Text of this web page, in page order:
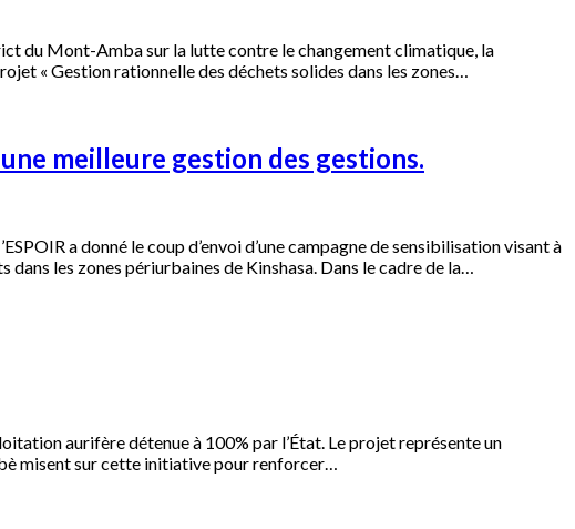
du Mont-Amba sur la lutte contre le changement climatique, la
« Gestion rationnelle des déchets solides dans les zones…
une meilleure gestion des gestions.
a donné le coup d’envoi d’une campagne de sensibilisation visant à
les zones périurbaines de Kinshasa. Dans le cadre de la…
aurifère détenue à 100% par l’État. Le projet représente un
misent sur cette initiative pour renforcer…